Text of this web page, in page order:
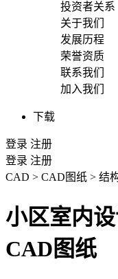
投资者关系
关于我们
发展历程
荣誉资质
联系我们
加入我们
下载
登录 注册
登录 注册
CAD > CAD图纸 > 结
小区室内
CAD图纸